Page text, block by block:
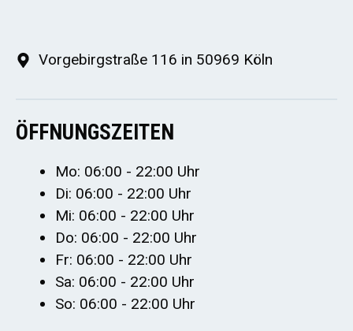
Vorgebirgstraße 116 in 50969 Köln
ÖFFNUNGSZEITEN
Mo: 06:00 - 22:00 Uhr
Di: 06:00 - 22:00 Uhr
Mi: 06:00 - 22:00 Uhr
Do: 06:00 - 22:00 Uhr
Fr: 06:00 - 22:00 Uhr
Sa: 06:00 - 22:00 Uhr
So: 06:00 - 22:00 Uhr